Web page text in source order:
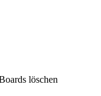
löschen